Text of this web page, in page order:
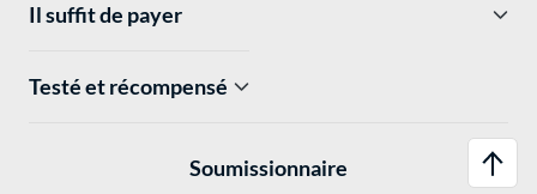
Il suffit de payer
Testé et récompensé
Soumissionnaire